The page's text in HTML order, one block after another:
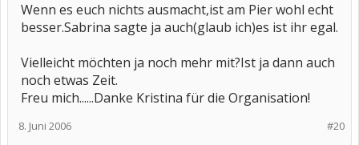
Wenn es euch nichts ausmacht,ist am Pier wohl echt
besser.Sabrina sagte ja auch(glaub ich)es ist ihr egal.
Vielleicht möchten ja noch mehr mit?Ist ja dann auch
noch etwas Zeit.
Freu mich......Danke Kristina für die Organisation!
#20
8. Juni 2006